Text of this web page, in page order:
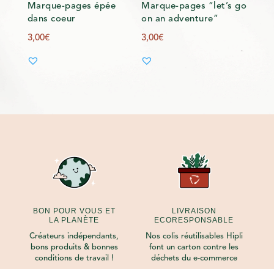
Marque-pages épée
dans coeur
3,00€
Marque-pages “let’s go
on an adventure”
3,00€
BON POUR VOUS ET
LA PLANÈTE
Créateurs indépendants,
bons produits & bonnes
conditions de travail !
LIVRAISON
ECORESPONSABLE
Nos colis réutilisables Hipli
font un carton contre les
déchets du e-commerce